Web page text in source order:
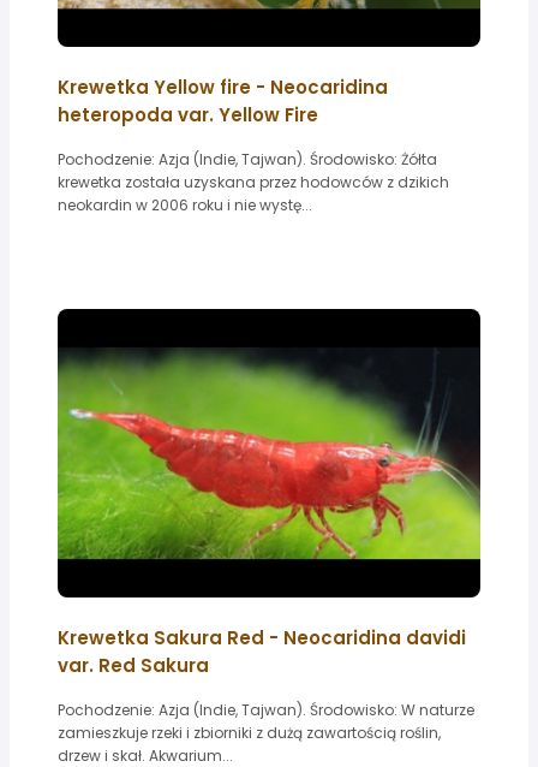
Krewetka Yellow fire - Neocaridina
heteropoda var. Yellow Fire
Pochodzenie: Azja (Indie, Tajwan). Środowisko: Żółta
krewetka została uzyskana przez hodowców z dzikich
neokardin w 2006 roku i nie wystę...
Krewetka Sakura Red - Neocaridina davidi
var. Red Sakura
Pochodzenie: Azja (Indie, Tajwan). Środowisko: W naturze
zamieszkuje rzeki i zbiorniki z dużą zawartością roślin,
drzew i skał. Akwarium...